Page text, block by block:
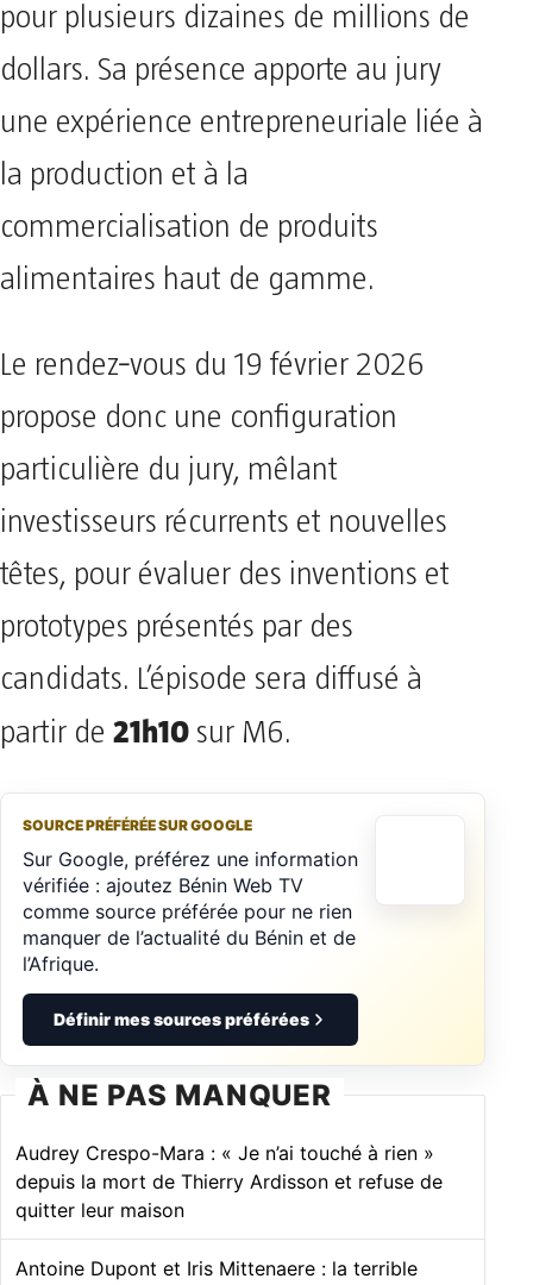
pour plusieurs dizaines de millions de
dollars. Sa présence apporte au jury
une expérience entrepreneuriale liée à
la production et à la
commercialisation de produits
alimentaires haut de gamme.
Le rendez‑vous du 19 février 2026
propose donc une configuration
particulière du jury, mêlant
investisseurs récurrents et nouvelles
têtes, pour évaluer des inventions et
prototypes présentés par des
candidats. L’épisode sera diffusé à
partir de 21h10 sur M6.
SOURCE PRÉFÉRÉE SUR GOOGLE
Sur Google, préférez une information
vérifiée : ajoutez Bénin Web TV
comme source préférée pour ne rien
manquer de l’actualité du Bénin et de
l’Afrique.
Définir mes sources préférées
À NE PAS MANQUER
Audrey Crespo-Mara : « Je n’ai touché à rien »
depuis la mort de Thierry Ardisson et refuse de
quitter leur maison
Antoine Dupont et Iris Mittenaere : la terrible